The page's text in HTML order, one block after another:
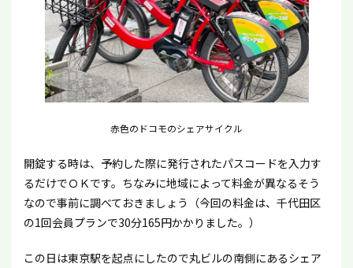
赤色のドコモのシェアサイクル
開錠する時は、予約した際に発行されたパスコードを入力す
るだけでＯＫです。ちなみに地域によって料金が異なるそう
なので事前に調べておきましょう（今回の料金は、千代田区
の1回会員プランで30分165円かかりました。）
この日は東京駅を起点にしたので丸ビルの南側にあるシェア